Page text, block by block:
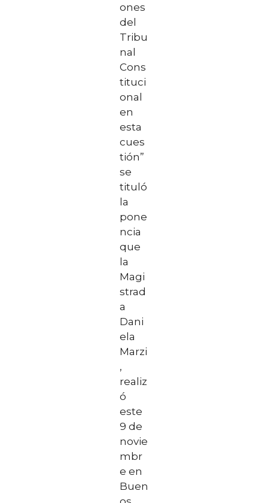
ones
del
Tribu
nal
Cons
tituci
onal
en
esta
cues
tión”
se
tituló
la
pone
ncia
que
la
Magi
strad
a
Dani
ela
Marzi
,
realiz
ó
este
9 de
novie
mbr
e en
Buen